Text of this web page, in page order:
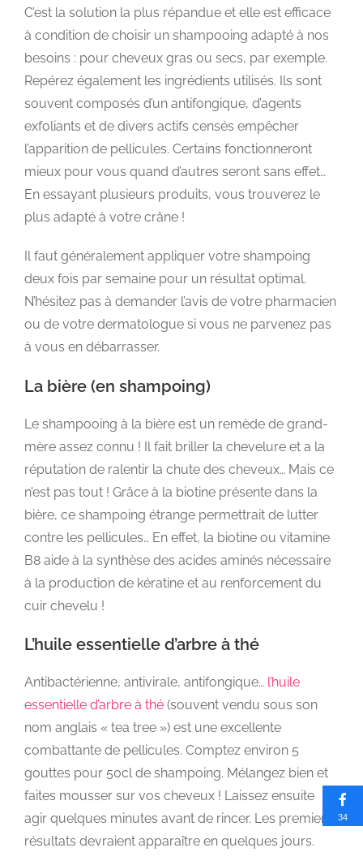
C’est la solution la plus répandue et elle est efficace
à condition de choisir un shampooing adapté à nos
besoins : pour cheveux gras ou secs, par exemple.
Repérez également les ingrédients utilisés. Ils sont
souvent composés d’un antifongique, d’agents
exfoliants et de divers actifs censés empêcher
l’apparition de pellicules. Certains fonctionneront
mieux pour vous quand d’autres seront sans effet…
En essayant plusieurs produits, vous trouverez le
plus adapté à votre crâne !
Il faut généralement appliquer votre shampoing
deux fois par semaine pour un résultat optimal.
N’hésitez pas à demander l’avis de votre pharmacien
ou de votre dermatologue si vous ne parvenez pas
à vous en débarrasser.
La bière (en shampoing)
Le shampooing à la bière est un remède de grand-
mère assez connu ! Il fait briller la chevelure et a la
réputation de ralentir la chute des cheveux… Mais ce
n’est pas tout ! Grâce à la biotine présente dans la
bière, ce shampoing étrange permettrait de lutter
contre les pellicules… En effet, la biotine ou vitamine
B8 aide à la synthèse des acides aminés nécessaire
à la production de kératine et au renforcement du
cuir chevelu !
L’huile essentielle d’arbre à thé
Antibactérienne, antivirale, antifongique… l’huile
essentielle d’arbre à thé (souvent vendu sous son
nom anglais « tea tree ») est une excellente
combattante de pellicules. Comptez environ 5
gouttes pour 50cl de shampoing. Mélangez bien et
faites mousser sur vos cheveux ! Laissez ensuite
agir quelques minutes avant de rincer. Les premiers
résultats devraient apparaître en quelques jours.
34